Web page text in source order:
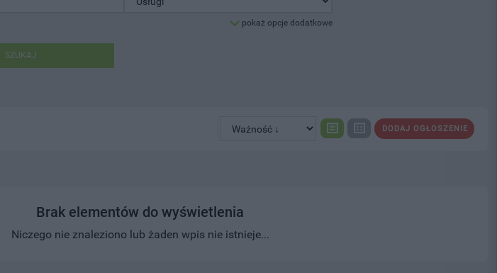
pokaż opcje dodatkowe
SZUKAJ
DODAJ OGŁOSZENIE
Brak elementów do wyświetlenia
Niczego nie znaleziono lub żaden wpis nie istnieje...